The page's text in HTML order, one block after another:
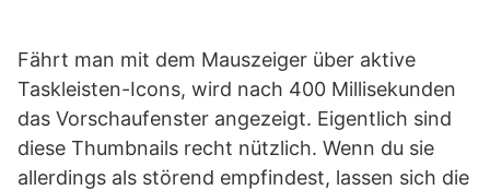
Fährt man mit dem Mauszeiger über aktive
Taskleisten-Icons, wird nach 400 Millisekunden
das Vorschaufenster angezeigt. Eigentlich sind
diese Thumbnails recht nützlich. Wenn du sie
allerdings als störend empfindest, lassen sich die